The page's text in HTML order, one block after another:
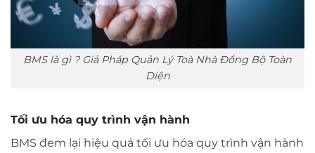
BMS là gì ? Giả Pháp Quản Lý Toà Nhà Đồng Bộ Toàn
Diện
Tối ưu hóa quy trình vận hành
BMS đem lại hiệu quả tối ưu hóa quy trình vận hành